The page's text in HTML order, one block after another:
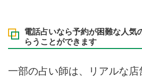
電話占いなら予約が困難な人気
らうことができます
一部の占い師は、リアルな